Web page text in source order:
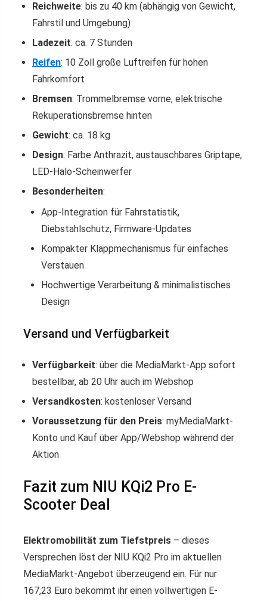
Reichweite: bis zu 40 km (abhängig von Gewicht,
Fahrstil und Umgebung)
Ladezeit: ca. 7 Stunden
Reifen: 10 Zoll große Luftreifen für hohen
Fahrkomfort
Bremsen: Trommelbremse vorne, elektrische
Rekuperationsbremse hinten
Gewicht: ca. 18 kg
Design: Farbe Anthrazit, austauschbares Griptape,
LED-Halo-Scheinwerfer
Besonderheiten:
App-Integration für Fahrstatistik,
Diebstahlschutz, Firmware-Updates
Kompakter Klappmechanismus für einfaches
Verstauen
Hochwertige Verarbeitung & minimalistisches
Design
Versand und Verfügbarkeit
Verfügbarkeit: über die MediaMarkt-App sofort
bestellbar, ab 20 Uhr auch im Webshop
Versandkosten: kostenloser Versand
Voraussetzung für den Preis: myMediaMarkt-
Konto und Kauf über App/Webshop während der
Aktion
Fazit zum NIU KQi2 Pro E-
Scooter Deal
Elektromobilität zum Tiefstpreis – dieses
Versprechen löst der NIU KQi2 Pro im aktuellen
MediaMarkt-Angebot überzeugend ein. Für nur
167,23 Euro bekommt ihr einen vollwertigen E-